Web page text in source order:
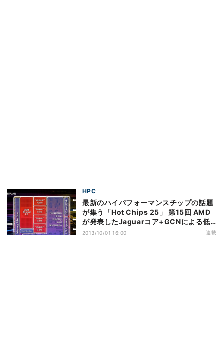
HPC
最新のハイパフォーマンスチップの話題
が集う「Hot Chips 25」 第15回 AMD
が発表したJaguarコア+GCNによる低
電力APU「Kabini」(1)
2013/10/01 16:00 連載